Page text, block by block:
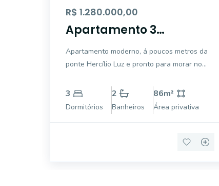
R$ 1.280.000,00
Apartamento 3
dormitórios no estreito
Apartamento moderno, á poucos metros da
ponte Hercílio Luz e pronto para morar no
apartamento reúne conforto, praticidade e
uma localização privilegiada em um dos
bairros mais valorizados da região
3
Dormitórios
2
Banheiros
86m²
Área privativa